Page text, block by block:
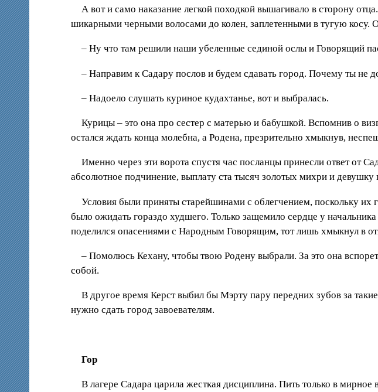
А вот и само наказание легкой походкой вышагивало в сторону
шикарными черными волосами до колен, заплетенными в тугую косу.
– Ну что там решили наши убеленные сединой ослы и Говорящий
– Направим к Садару послов и будем сдавать город. Почему ты не
– Надоело слушать куриное кудахтанье, вот и выбралась.
Курицы – это она про сестер с матерью и бабушкой. Вспомнив о
остался ждать конца молебна, а Родена, презрительно хмыкнув,
Именно через эти ворота спустя час посланцы принесли ответ от
абсолютное подчинение, выплату ста тысяч золотых михри и
Условия были приняты старейшинами с облегчением, поскольку
было ожидать гораздо худшего. Только защемило сердце у
поделился опасениями с Народным Говорящим, тот лишь хмыкнул в
– Помолюсь Кехану, чтобы твою Родену выбрали. За это она
собой.
В другое время Керст выбил бы Мэрту пару передних зубов за
нужно сдать город завоевателям.
Гор
В лагере Садара царила жесткая дисциплина. Пить только в